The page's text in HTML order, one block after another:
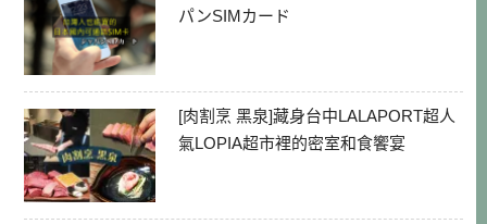
パンSIMカード
[肉割烹 黑泉]藏身台中LALAPORT超人
氣LOPIA超市裡的密室和食饗宴